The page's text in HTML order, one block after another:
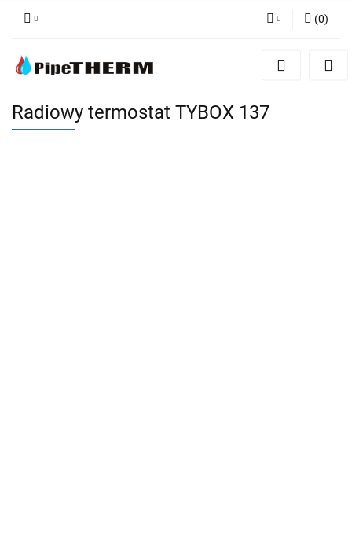
Zaloguj się
Dodaj zgłoszenie
(0)
Radiowy termostat TYBOX 137